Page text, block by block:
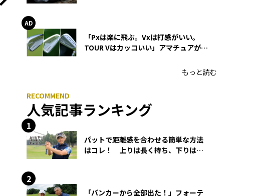
「Pxは楽に飛ぶ。Vxは打感がいい。
TOUR Vはカッコいい」アマチュアが選
もっと読む
人気記事ランキング
パットで距離感を合わせる簡単な方法
はコレ！ 上りは長く持ち、下りは短
「バンカーから全部出た！」フォーテ